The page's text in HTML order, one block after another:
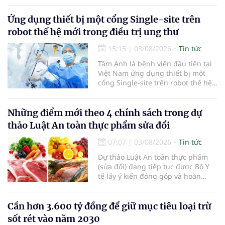
đồng cảm, gắn kết cao giữa thầy
thuốc với bệnh nhân.
Ứng dụng thiết bị một cổng Single-site trên
robot thế hệ mới trong điều trị ung thư
15:15 | 03/08/2026
Tin tức
Tâm Anh là bệnh viện đầu tiên tại
Việt Nam ứng dụng thiết bị một
cổng Single-site trên robot thế hệ
Những điểm mới theo 4 chính sách trong dự
thảo Luật An toàn thực phẩm sửa đổi
07:07 | 03/08/2026
Tin tức
Dự thảo Luật An toàn thực phẩm
(sửa đổi) đang tiếp tục được Bộ Y
tế lấy ý kiến đóng góp và hoàn
cường hậu kiểm, ứng dụng chuyển
đổi số, kiểm soát nguy cơ theo toàn
Cần hơn 3.600 tỷ đồng để giữ mục tiêu loại trừ
sốt rét vào năm 2030